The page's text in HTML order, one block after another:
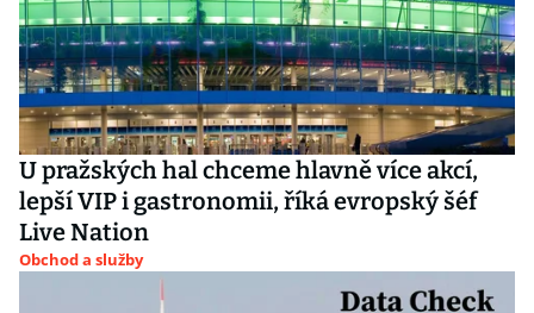
U pražských hal chceme hlavně více akcí,
lepší VIP i gastronomii, říká evropský šéf
Live Nation
Obchod a služby